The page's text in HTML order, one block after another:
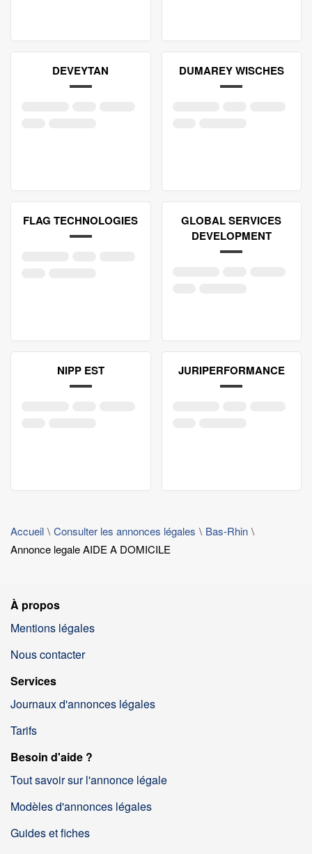
DEVEYTAN DUMAREY WISCHES
FLAG TECHNOLOGIES
GLOBAL SERVICES
DEVELOPMENT
NIPP EST JURIPERFORMANCE
Accueil Consulter les annonces légales
Bas-Rhin
Annonce legale AIDE A DOMICILE
À propos
Mentions légales
Nous contacter
Services
Journaux d'annonces légales
Tarifs
Besoin d'aide ?
Tout savoir sur l'annonce légale
Modèles d'annonces légales
Guides et fiches